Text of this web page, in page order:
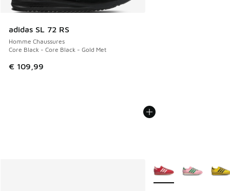
adidas SL 72 RS
Homme Chaussures
Core Black - Core Black - Gold Met
€ 109,99
Plus de couleurs